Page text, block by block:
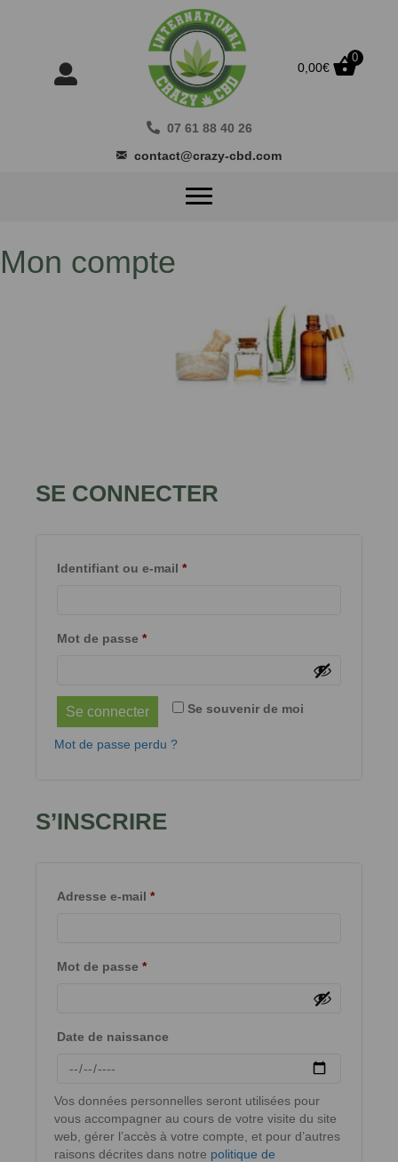
0,00€
0
07 61 88 40 26
contact@crazy-cbd.com
Mon compte
SE CONNECTER
Identifiant ou e-mail *
Mot de passe *
Se souvenir de moi
Se connecter
Mot de passe perdu ?
S’INSCRIRE
Adresse e-mail *
Mot de passe *
Date de naissance
Vos données personnelles seront utilisées pour
vous accompagner au cours de votre visite du site
web, gérer l’accès à votre compte, et pour d’autres
raisons décrites dans notre politique de